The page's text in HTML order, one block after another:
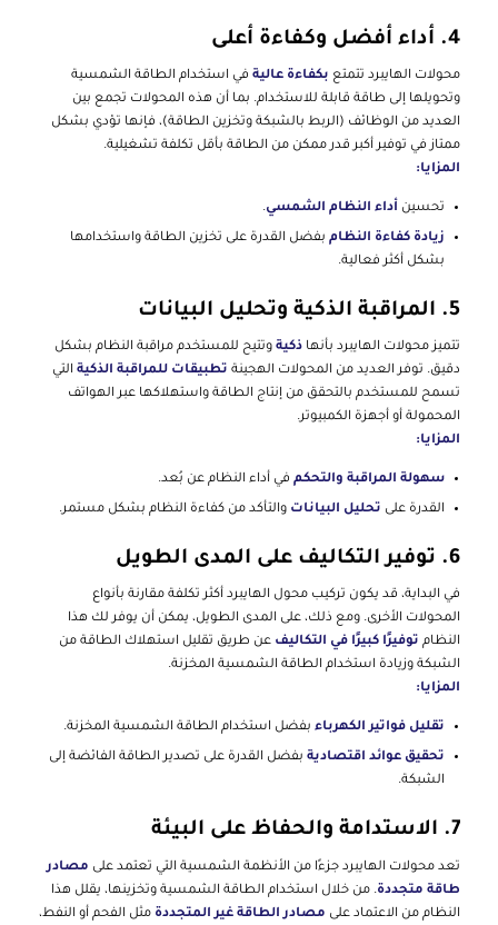
4. أداء أفضل وكفاءة أعلى
محولات الهايبرد تتمتع بكفاءة عاليةفي استخدام الطاقة الشمسية
وتحويلها إلى طاقة قابلة للاستخدام. بما أن هذه المحولات تجمع بين
العديد من الوظائف (الربط بالشبكة وتخزين الطاقة)، فإنها تؤدي بشكل
ممتاز في توفير أكبر قدر ممكن من الطاقة بأقل تكلفة تشغيلية.
المزايا:
تحسين أداء النظام الشمسي.
زيادة كفاءة النظامبفضل القدرة على تخزين الطاقة واستخدامها
بشكل أكثر فعالية.
5. المراقبة الذكية وتحليل البيانات
تتميز محولات الهايبرد بأنها ذكيةوتتيح للمستخدم مراقبة النظام بشكل
دقيق. توفر العديد من المحولات الهجينة تطبيقات للمراقبة الذكيةالتي
تسمح للمستخدم بالتحقق من إنتاج الطاقة واستهلاكها عبر الهواتف
المحمولة أو أجهزة الكمبيوتر.
المزايا:
سهولة المراقبة والتحكمفي أداء النظام عن بُعد.
القدرة على تحليل البيانات والتأكد من كفاءة النظام بشكل مستمر.
6. توفير التكاليف على المدى الطويل
في البداية، قد يكون تركيب محول الهايبرد أكثر تكلفة مقارنة بأنواع
المحولات الأخرى. ومع ذلك، على المدى الطويل، يمكن أن يوفر لك هذا
النظام توفيرًا كبيرًا في التكاليف عن طريق تقليل استهلاك الطاقة من
الشبكة وزيادة استخدام الطاقة الشمسية المخزنة.
المزايا:
تقليل فواتير الكهرباءبفضل استخدام الطاقة الشمسية المخزنة.
تحقيق عوائد اقتصاديةبفضل القدرة على تصدير الطاقة الفائضة إلى
الشبكة.
7. الاستدامة والحفاظ على البيئة
تعد محولات الهايبرد جزءًا من الأنظمة الشمسية التي تعتمد على مصادر
طاقة متجددة. من خلال استخدام الطاقة الشمسية وتخزينها، يقلل هذا
النظام من الاعتماد على مصادر الطاقة غير المتجددة مثل الفحم أو النفط،